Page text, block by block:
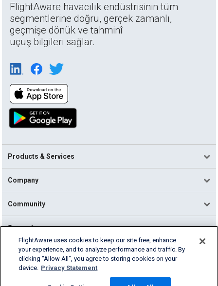
FlightAware havacılık endüstrisinin tüm
segmentlerine doğru, gerçek zamanlı,
geçmişe dönük ve tahminî
uçuş bilgileri sağlar.
Products & Services
Company
Community
Support
English (USA)
2026 FlightAware
Cookie Settings
FlightAware uses cookies to keep our site free, enhance
your experience, and to analyze performance and traffic. By
clicking “Allow All”, you agree to storing cookies on your
device. Privacy Statement